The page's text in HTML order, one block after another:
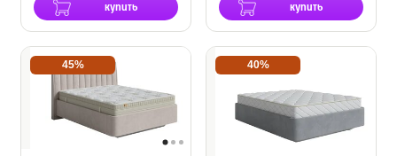
купить купить
45% 40%